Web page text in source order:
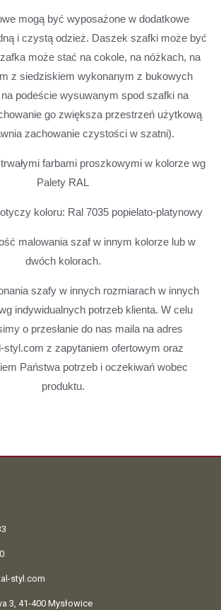
mogą być wyposażone w dodatkowe
i czystą odzież. Daszek szafki może być
może stać na cokole, na nóżkach, na
z siedziskiem wykonanym z bukowych
podeście wysuwanym spod szafki na
go zwiększa przestrzeń użytkową
zachowanie czystości w szatni).
farbami proszkowymi w kolorze wg
Palety RAL
koloru: Ral 7035 popielato-platynowy
malowania szaf w innym kolorze lub w
dwóch kolorach.
szafy w innych rozmiarach w innych
indywidualnych potrzeb klienta. W celu
o przesłanie do nas maila na adres
styl.com z zapytaniem ofertowym oraz
Państwa potrzeb i oczekiwań wobec
produktu.
styl.com
3, 41-400 Mysłowice